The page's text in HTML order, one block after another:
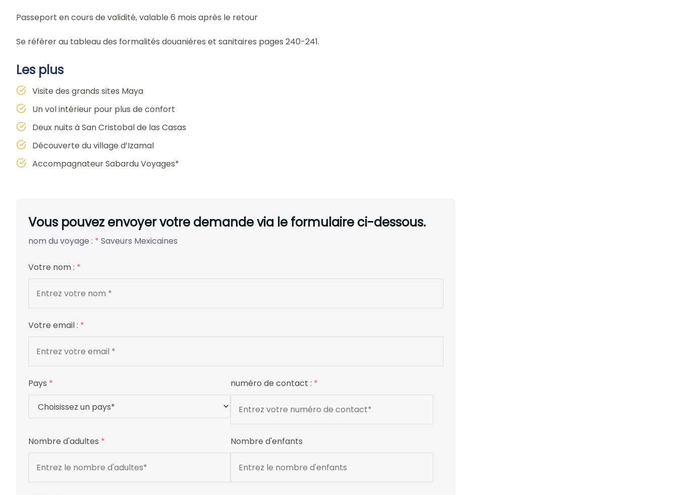
Passeport en cours de validité, valable 6 mois après le retour
Se référer au tableau des formalités douanières et sanitaires pages 240-241.
Les plus
Visite des grands sites Maya
Un vol intérieur pour plus de confort
Deux nuits à San Cristobal de las Casas
Découverte du village d’Izamal
Accompagnateur Sabardu Voyages*
Vous pouvez envoyer votre demande via le formulaire ci-dessous.
nom du voyage : * Saveurs Mexicaines
Votre nom : *
Votre email : *
Pays * numéro de contact : *
Nombre d'adultes * Nombre d'enfants